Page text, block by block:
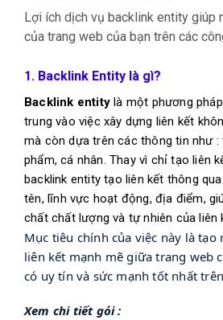
Lợi ích dịch vụ backlink entity giúp
của trang web của bạn trên các
1. Backlink Entity là gì?
Backlink entity là một phương
trung vào việc xây dựng liên kết
mà còn dựa trên các thông tin như :
phẩm, cá nhân. Thay vì chỉ tạo liên
backlink entity tạo liên kết thông
tên, lĩnh vực hoạt động, địa điểm,
chất chất lượng và tự nhiên của liên
Mục tiêu chính của việc này là
liên kết mạnh mẽ giữa trang web
có uy tín và sức mạnh tốt nhất
Xem chi tiết gói :